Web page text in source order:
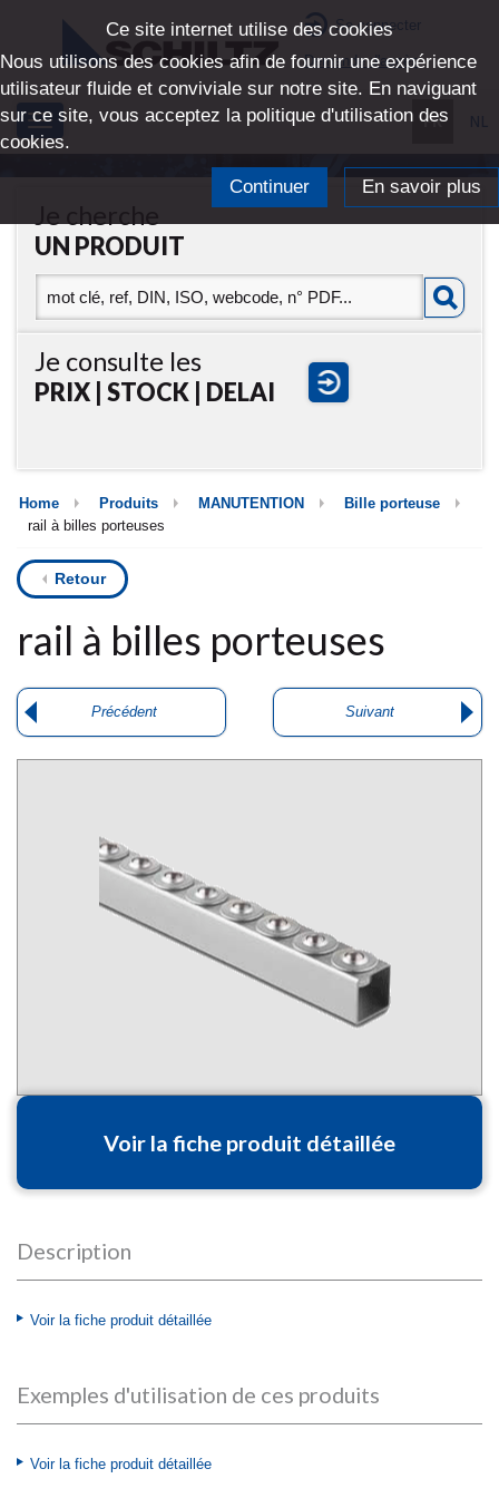
Se connecter
Demande d'accès
Toggle
navigation
FR NL
UN PRODUIT
Je consulte les
PRIX | STOCK | DELAI
Home Produits MANUTENTION
Bille porteuse
rail à billes porteuses
Retour
rail à billes porteuses
Précédent Suivant
Voir la fiche produit détaillée
Description
Voir la fiche produit détaillée
Exemples d'utilisation de ces produits
Voir la fiche produit détaillée
Ce site internet utilise des cookies
Nous utilisons des cookies afin de fournir une expérience
utilisateur fluide et conviviale sur notre site. En naviguant
sur ce site, vous acceptez la politique d'utilisation des
cookies.
Continuer En savoir plus